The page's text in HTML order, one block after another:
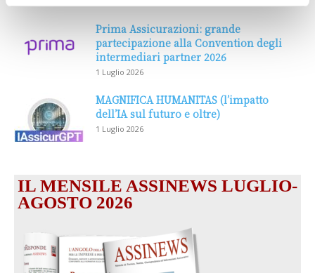
Prima Assicurazioni: grande
partecipazione alla Convention degli
intermediari partner 2026
1 Luglio 2026
MAGNIFICA HUMANITAS (l’impatto
dell’IA sul futuro e oltre)
1 Luglio 2026
IL MENSILE ASSINEWS LUGLIO-
AGOSTO 2026